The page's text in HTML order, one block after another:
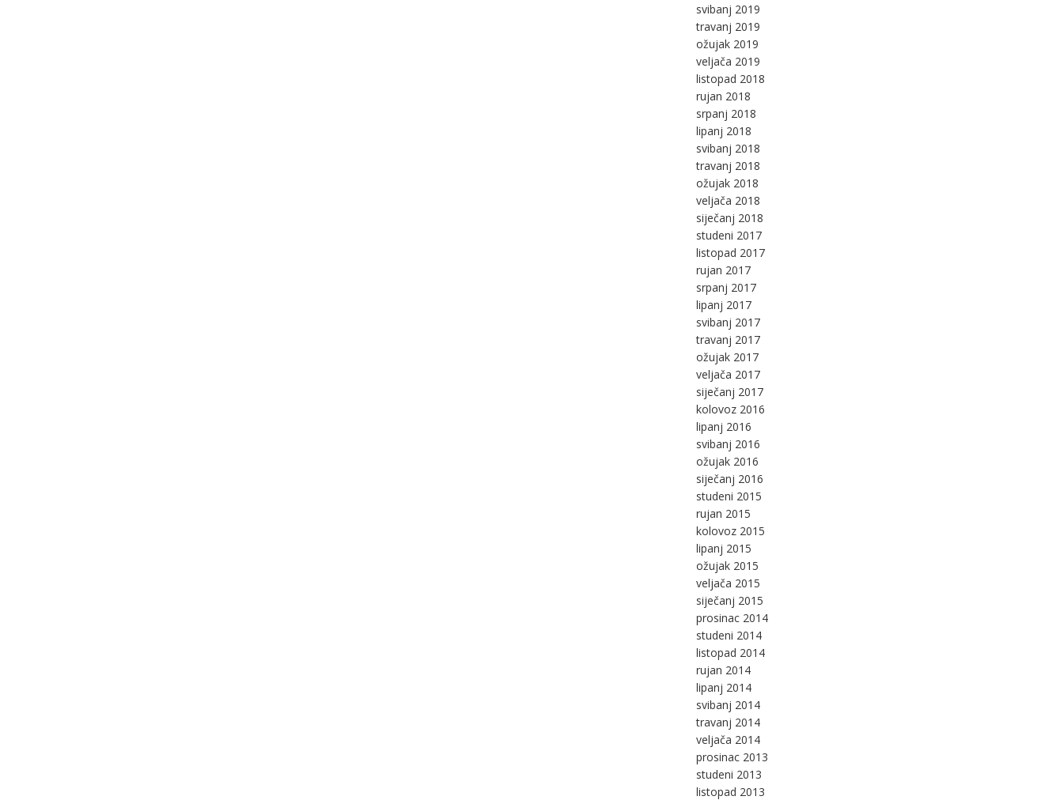
svibanj 2019
travanj 2019
ožujak 2019
veljača 2019
listopad 2018
rujan 2018
srpanj 2018
lipanj 2018
svibanj 2018
travanj 2018
ožujak 2018
veljača 2018
siječanj 2018
studeni 2017
listopad 2017
rujan 2017
srpanj 2017
lipanj 2017
svibanj 2017
travanj 2017
ožujak 2017
veljača 2017
siječanj 2017
kolovoz 2016
lipanj 2016
svibanj 2016
ožujak 2016
siječanj 2016
studeni 2015
rujan 2015
kolovoz 2015
lipanj 2015
ožujak 2015
veljača 2015
siječanj 2015
prosinac 2014
studeni 2014
listopad 2014
rujan 2014
lipanj 2014
svibanj 2014
travanj 2014
veljača 2014
prosinac 2013
studeni 2013
listopad 2013